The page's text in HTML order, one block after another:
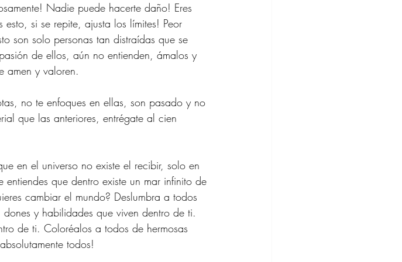
Nadie puede hacerte daño! Eres
si se repite, ajusta los límites! Peor
son solo personas tan distraídas que se
de ellos, aún no entienden, ámalos y
amen y valoren.
no te enfoques en ellas, son pasado y no
que las anteriores, entrégate al cien
en el universo no existe el recibir, solo en
que dentro existe un mar infinito de
cambiar el mundo? Deslumbra a todos
y habilidades que viven dentro de ti.
de ti. Coloréalos a todos de hermosas
todos!